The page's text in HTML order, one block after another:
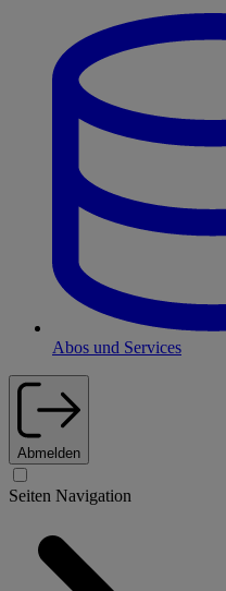
Abos und Services
Abmelden
Seiten Navigation